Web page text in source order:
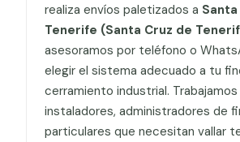
realiza envíos paletizados a
Tenerife (Santa Cruz de
asesoramos por teléfono o
elegir el sistema adecuado a tu
cerramiento industrial.
instaladores, administradores de
particulares que necesitan vallar